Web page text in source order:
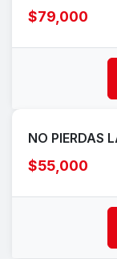
$79,000
NO PIERDAS
$55,000